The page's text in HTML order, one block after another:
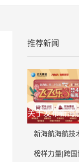
推荐新闻